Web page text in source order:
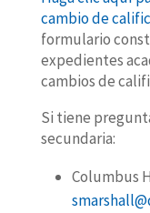
cambio de
formulario
expedientes
cambios de
Si tiene
secundaria:
Columbus